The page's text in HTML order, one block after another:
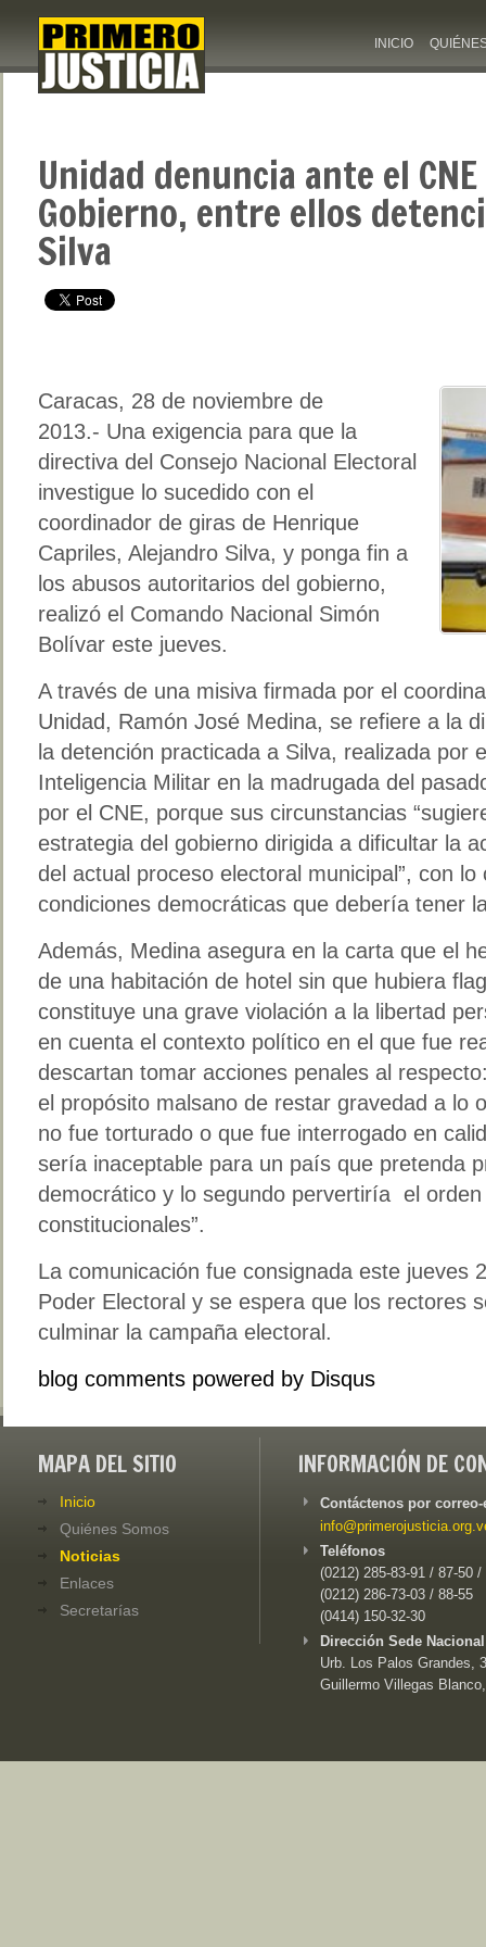
INICIO
Unidad denuncia ante el
Gobierno, entre ellos
Silva
Caracas, 28 de noviembre de
2013.- Una exigencia para que la
directiva del Consejo Nacional Electoral
investigue lo sucedido con el
coordinador de giras de Henrique
Capriles, Alejandro Silva, y ponga fin a
los abusos autoritarios del gobierno,
realizó el Comando Nacional Simón
Bolívar este jueves.
A través de una misiva firmada por el
Unidad, Ramón José Medina, se refiere a la
la detención practicada a Silva, realizada por
Inteligencia Militar en la madrugada del
por el CNE, porque sus circunstancias
estrategia del gobierno dirigida a dificultar la
del actual proceso electoral municipal”, con
condiciones democráticas que debería tener
Además, Medina asegura en la carta que el
de una habitación de hotel sin que hubiera
constituye una grave violación a la libertad
en cuenta el contexto político en el que fue
descartan tomar acciones penales al
el propósito malsano de restar gravedad a lo
no fue torturado o que fue interrogado en
sería inaceptable para un país que pretenda
democrático y lo segundo pervertiría el
constitucionales”.
La comunicación fue consignada este jueves
Poder Electoral y se espera que los rectores
culminar la campaña electoral.
blog comments powered by Disqus
MAPA DEL SITIO
Inicio
Quiénes Somos
Noticias
Enlaces
Secretarías
INFORMACIÓN DE
Contáctenos por
Teléfonos
(0212) 285-83-91 / 87-50 /
(0212) 286-73-03 / 88-55
(0414) 150-32-30
Dirección Sede
Urb. Los Palos Grandes,
Guillermo Villegas